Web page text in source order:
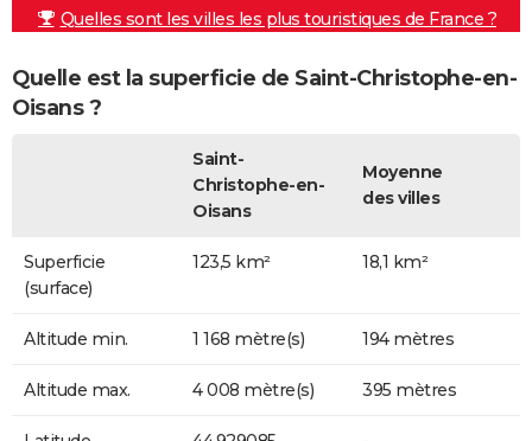
Quelles sont les villes les plus touristiques de France ?
Quelle est la superficie de Saint-Christophe-en-
Oisans ?
Saint-
Christophe-en-
Oisans
Moyenne
des villes
Superficie
(surface)
123,5 km² 18,1 km²
Altitude min. 1 168 mètre(s) 194 mètres
Altitude max. 4 008 mètre(s) 395 mètres